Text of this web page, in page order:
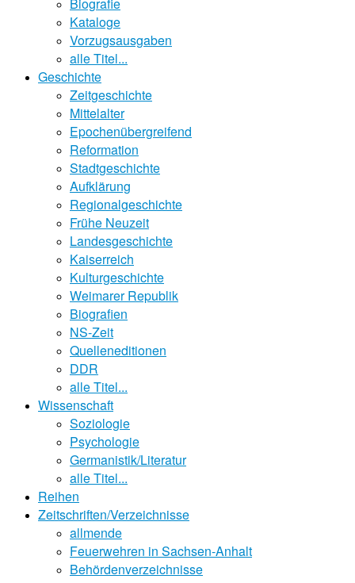
Kataloge
Vorzugsausgaben
alle Titel...
Geschichte
Zeitgeschichte
Mittelalter
Epochenübergreifend
Reformation
Stadtgeschichte
Aufklärung
Regionalgeschichte
Frühe Neuzeit
Landesgeschichte
Kaiserreich
Kulturgeschichte
Weimarer Republik
Biografien
NS-Zeit
Quelleneditionen
DDR
alle Titel...
Wissenschaft
Soziologie
Psychologie
Germanistik/Literatur
alle Titel...
Reihen
Zeitschriften/Verzeichnisse
allmende
Feuerwehren in Sachsen-Anhalt
Behördenverzeichnisse